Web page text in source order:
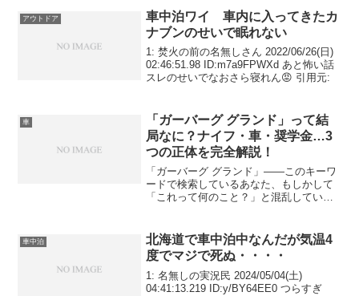
すよｗ」とか言われた...
アウトドア
車中泊ワイ 車内に入ってきたカ
ナブンのせいで眠れない
1: 焚火の前の名無しさん 2022/06/26(日)
02:46:51.98 ID:m7a9FPWXd あと怖い話
スレのせいでなおさら寝れん😡 引用元:
車
「ガーバーグ グランド」って結
局なに？ナイフ・車・奨学金…3
つの正体を完全解説！
「ガーバーグ グランド」——このキーワ
ードで検索しているあなた、もしかして
「これって何のこと？」と混乱していま
んです。アウトドアブランド
「Gerber（ガーバー）」の...
車中泊
北海道で車中泊中なんだが気温4
度でマジで死ぬ・・・・
1: 名無しの実況民 2024/05/04(土)
04:41:13.219 ID:y/BY64EE0 つらすぎ